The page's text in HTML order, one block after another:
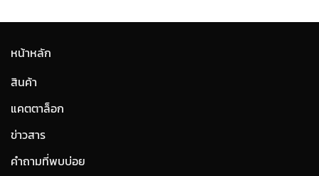
หน้าหลัก
สินค้า
แคตตาล็อก
ข่าวสาร
คำถามที่พบบ่อย